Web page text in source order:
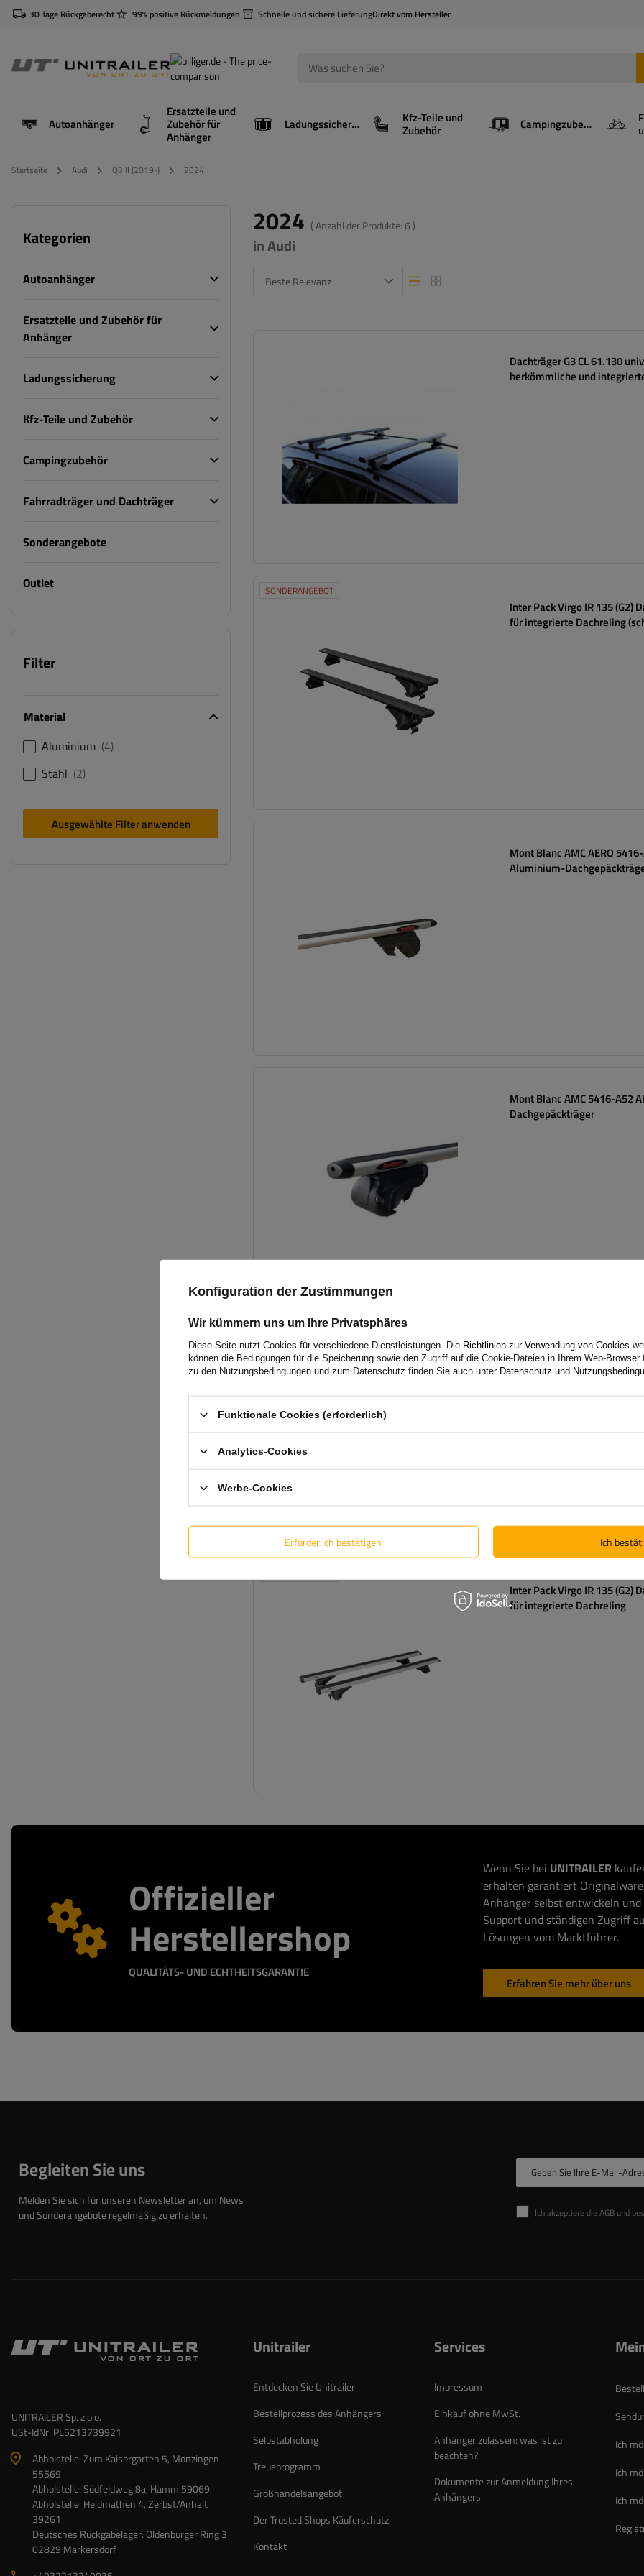
30 Tage Rückgaberecht 99% positive Rückmeldungen Schnelle und sichere LieferungDirekt vom Hersteller
Autoanhänger
Ersatzteile und
Zubehör für
Anhänger
Ladungssicherung Kfz-Teile und
Zubehör Campingzubehör
Startseite Audi Q3 II (2019-) 2024
Kategorien
Autoanhänger
Ersatzteile und Zubehör für
Anhänger
Ladungssicherung
Kfz-Teile und Zubehör
Campingzubehör
Fahrradträger und Dachträger
Sonderangebote
Outlet
Filter
Material
Aluminium 4
Stahl 2
Ausgewählte Filter anwenden
2024 ( Anzahl der Produkte: 6 )
in Audi
Beste Relevanz Listenansicht
Listenansicht
Dachträger G3 CL 61.130
herkömmliche und
SONDERANGEBOT
Inter Pack Virgo IR 135 (G2)
für integrierte Dachreling
Mont Blanc AMC AERO
Aluminium-
Mont Blanc AMC 5416-A52
Dachgepäckträger
Mont Blanc AMC 5416-S52
Dachgepäckträger
Inter Pack Virgo IR 135 (G2)
für integrierte Dachreling
Offizieller
Herstellershop
QUALITÄTS- UND ECHTHEITSGARANTIE
Wenn Sie bei UNITRAILER
erhalten garantiert
Anhänger selbst entwickeln
Support und ständigen Zugriff
Lösungen vom Marktführer.
Erfahren Sie mehr über uns
Begleiten Sie uns
Melden Sie sich für unseren Newsletter an, um News
und Sonderangebote regelmäßig zu erhalten.
Geben Sie Ihre E-Mail-
Ich akzeptiere die AGB und
UNITRAILER Sp. z o.o.
USt-IdNr: PL5213739921
Abholstelle: Zum Kaisergarten 5, Monzingen
55569
Abholstelle: Südfeldweg 8a, Hamm 59069
Abholstelle: Heidmathen 4, Zerbst/Anhalt
39261
Deutsches Rückgabelager: Oldenburger Ring 3
02829 Markersdorf
Unitrailer
Entdecken Sie Unitrailer
Bestellprozess des Anhängers
Selbstabholung
Treueprogramm
Großhandelsangebot
Der Trusted Shops Käuferschutz
Kontakt
Services
Impressum
Einkauf ohne MwSt.
Anhänger zulassen: was ist zu
beachten?
Dokumente zur Anmeldung Ihres
Anhängers
Ich
Ich
Ich
Konfiguration der Zustimmungen
Wir kümmern uns um Ihre Privatsphäres
Diese Seite nutzt Cookies für verschiedene Dienstleistungen. Die Richtlinien zur Verwendung von Cookies
können die Bedingungen für die Speicherung sowie den Zugriff auf die Cookie-Dateien in Ihrem Web-
zu den Nutzungsbedingungen und zum Datenschutz finden Sie auch unter Datenschutz und
Funktionale Cookies (erforderlich)
Analytics-Cookies
Werbe-Cookies
Erforderlich bestätigen Ich